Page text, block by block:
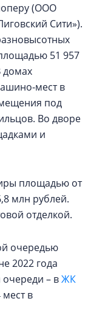
(ООО
Сити»).
51 957
домах
мест в
под
Во дворе
и
площадью от
млн рублей.
отделкой.
очередью
2022 года
– вЖК
мест в